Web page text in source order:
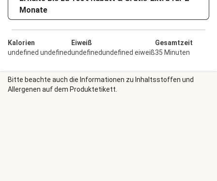
Monate
Kalorien
undefined undefined
Eiweiß
undefinedundefined eiweiß
Gesamtzeit
35 Minuten
Bitte beachte auch die Informationen zu Inhaltsstoffen und
Allergenen auf dem Produktetikett.